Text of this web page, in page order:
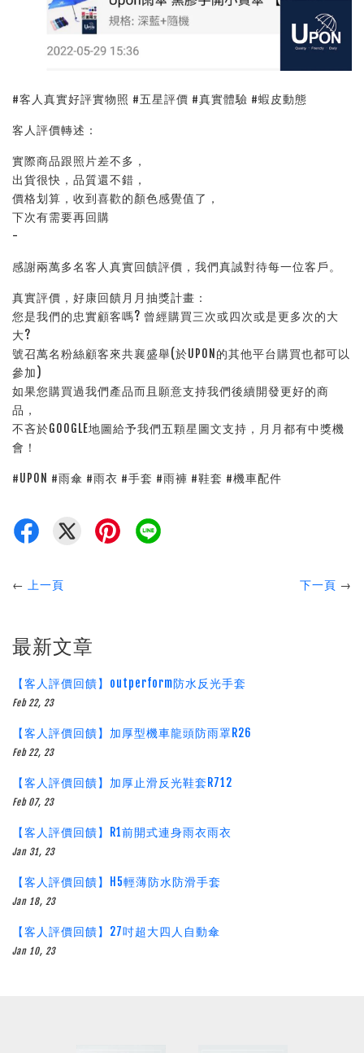
#客人真實好評實物照 #五星評價 #真實體驗 #蝦皮動態
客人評價轉述：
實際商品跟照片差不多，
出貨很快，品質還不錯，
價格划算，收到喜歡的顏色感覺值了，
下次有需要再回購
-
感謝兩萬多名客人真實回饋評價，我們真誠對待每一位客戶。
真實評價，好康回饋月月抽獎計畫：
您是我們的忠實顧客嗎? 曾經購買三次或四次或是更多次的大
大?
號召萬名粉絲顧客來共襄盛舉(於UPON的其他平台購買也都可以
參加)
如果您購買過我們產品而且願意支持我們後續開發更好的商
品，
不吝於GOOGLE地圖給予我們五顆星圖文支持，月月都有中獎機
會！
#UPON #雨傘 #雨衣 #手套 #雨褲 #鞋套 #機車配件
← 上一頁 下一頁 →
最新文章
【客人評價回饋】outperform防水反光手套
Feb 22, 23
【客人評價回饋】加厚型機車龍頭防雨罩R26
Feb 22, 23
【客人評價回饋】加厚止滑反光鞋套R712
Feb 07, 23
【客人評價回饋】R1前開式連身雨衣雨衣
Jan 31, 23
【客人評價回饋】H5輕薄防水防滑手套
Jan 18, 23
【客人評價回饋】27吋超大四人自動傘
Jan 10, 23